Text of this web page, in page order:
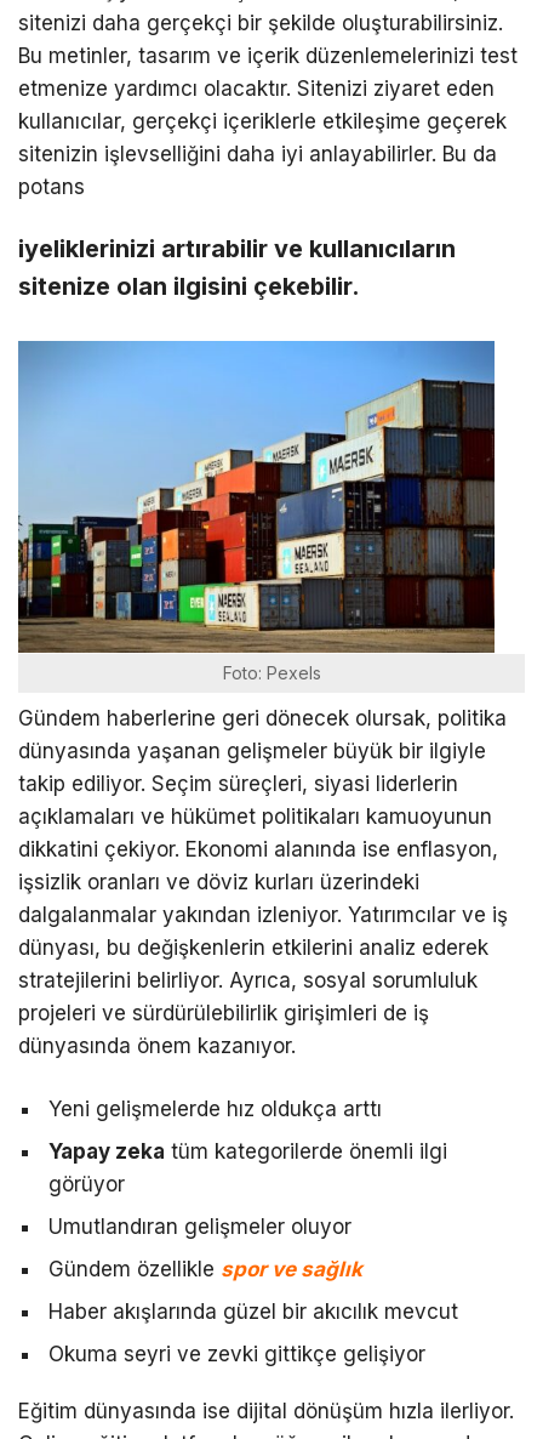
sitenizi daha gerçekçi bir şekilde oluşturabilirsiniz.
Bu metinler, tasarım ve içerik düzenlemelerinizi test
etmenize yardımcı olacaktır. Sitenizi ziyaret eden
kullanıcılar, gerçekçi içeriklerle etkileşime geçerek
sitenizin işlevselliğini daha iyi anlayabilirler. Bu da
potans
iyeliklerinizi artırabilir ve kullanıcıların
sitenize olan ilgisini çekebilir.
Foto: Pexels
Gündem haberlerine geri dönecek olursak, politika
dünyasında yaşanan gelişmeler büyük bir ilgiyle
takip ediliyor. Seçim süreçleri, siyasi liderlerin
açıklamaları ve hükümet politikaları kamuoyunun
dikkatini çekiyor. Ekonomi alanında ise enflasyon,
işsizlik oranları ve döviz kurları üzerindeki
dalgalanmalar yakından izleniyor. Yatırımcılar ve iş
dünyası, bu değişkenlerin etkilerini analiz ederek
stratejilerini belirliyor. Ayrıca, sosyal sorumluluk
projeleri ve sürdürülebilirlik girişimleri de iş
dünyasında önem kazanıyor.
Yeni gelişmelerde hız oldukça arttı
Yapay zeka tüm kategorilerde önemli ilgi
görüyor
Umutlandıran gelişmeler oluyor
Gündem özellikle spor ve sağlık
Haber akışlarında güzel bir akıcılık mevcut
Okuma seyri ve zevki gittikçe gelişiyor
Eğitim dünyasında ise dijital dönüşüm hızla ilerliyor.